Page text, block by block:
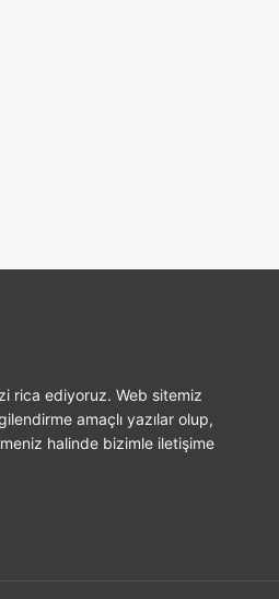
rica ediyoruz. Web sitemiz
amaçlı yazılar olup,
halinde bizimle iletişime